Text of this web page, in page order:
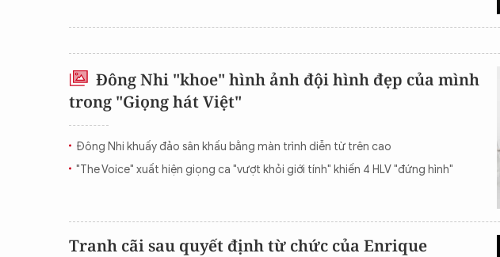
Đông Nhi "khoe" hình ảnh đội hình đẹp của mình
trong "Giọng hát Việt"
Đông Nhi khuấy đảo sân khấu bằng màn trình diễn từ trên cao
"The Voice" xuất hiện giọng ca "vượt khỏi giới tính" khiến 4 HLV "đứng hình"
Tranh cãi sau quyết định từ chức của Enrique